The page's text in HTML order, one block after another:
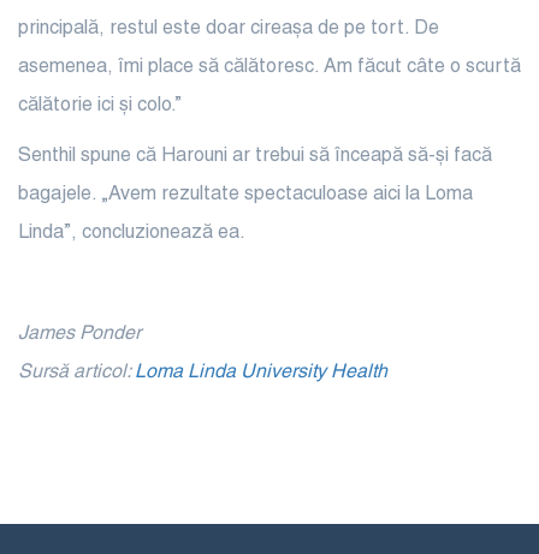
principală, restul este doar cireașa de pe tort. De
asemenea, îmi place să călătoresc. Am făcut câte o scurtă
călătorie ici și colo.”
Senthil spune că Harouni ar trebui să înceapă să-și facă
bagajele. „Avem rezultate spectaculoase aici la Loma
Linda”, concluzionează ea.
James Ponder
Sursă articol: Loma Linda University Health